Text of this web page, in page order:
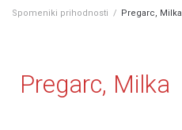
Spomeniki prihodnosti / Pregarc, Milka
Pregarc, Milka